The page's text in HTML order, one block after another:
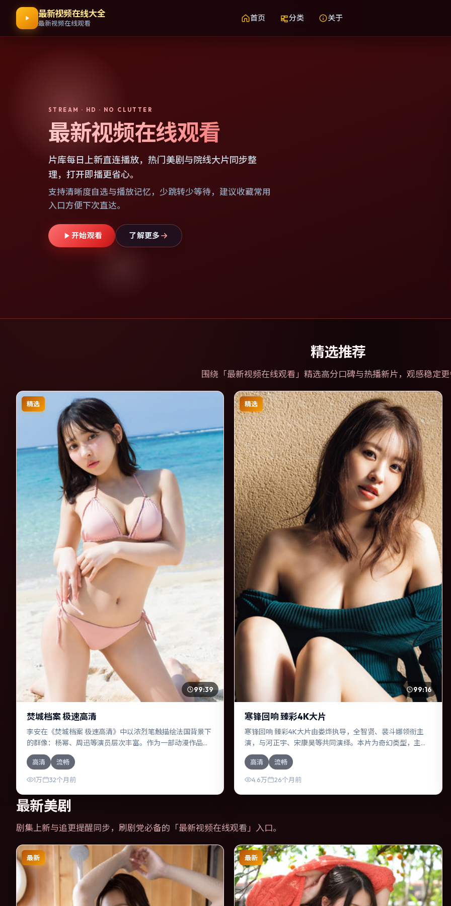
最新视频在线大全
最新视频在线观看
首页 分类 关于
STREAM · HD · NO CLUTTER
最新视频在线观看
片库每日上新直连播放，热门美剧与院线大片同步整
理，打开即播更省心。
支持清晰度自选与播放记忆，少跳转少等待，建议收藏常用
入口方便下次直达。
开始观看 了解更多
精选推荐
围绕「最新视频在线观看 」精选高分口碑与热播新片，观感稳定
精选
99:39
焚城档案 极速高清
李安在《焚城档案 极速高清》中以浓烈笔触描绘法国背景下
的群像：杨幂、周迅等演员层次丰富。作为一部动漫作品，
故事从日常裂缝切入，逐步推向不可逆转的结局；视听语言
统一，情感落点克制有力。
高清 流畅
1万 32个月前
精选
99:16
寒锋回响 臻彩4K大片
寒锋回响 臻彩4K大片由娄烨执导，全智贤、裴斗娜领衔主
演，与河正宇、宋康昊等共同演绎。本片为奇幻类型，主要
班底与取景来自中国香港。一桩旧案被重新翻出，真相与谎
言交织。影片整体气质温暖，节奏紧凑，人物动机清晰，适
合喜欢强情节与细腻表演的观众。
高清 流畅
4.6万 26个月前
最新美剧
剧集上新与追更提醒同步，刷剧党必备的「最新视频在线观看 」入口。
最新 最新